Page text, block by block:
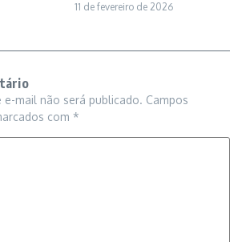
11 de fevereiro de 2026
e-mail não será publicado. Campos
com *